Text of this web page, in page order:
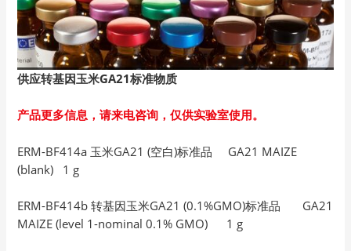
供应转基因玉米GA21标准物质
产品更多信息，请来电咨询，仅供实验室使用。
ERM-BF414a 玉米GA21 (空白)标准品 GA21 MAIZE
(blank) 1 g
ERM-BF414b 转基因玉米GA21 (0.1%GMO)标准品 GA21
MAIZE (level 1-nominal 0.1% GMO) 1 g